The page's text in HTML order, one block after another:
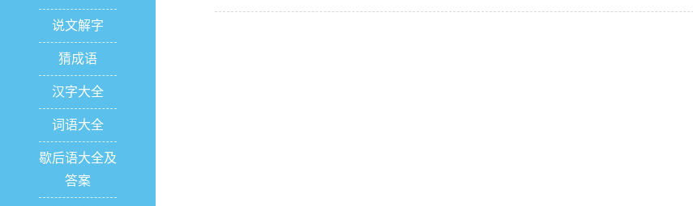
说文解字
猜成语
汉字大全
词语大全
歇后语大全及
答案